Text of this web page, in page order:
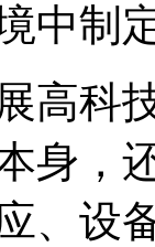
中制
高科
身，
、设